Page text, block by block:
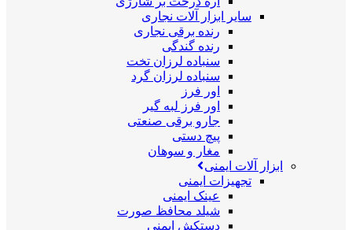
سایر ابزار آلات نجاری
رنده برقی نجاری
رنده گندگی
سنباده لرزان تخت
سنباده لرزان گرد
اور فرز
اور فرز لبه گیر
جارو برقی صنعتی
پیچ دستی
مغار و سوهان
ابزار آلات ایمنی
تجهیزات ایمنی
عینک ایمنی
شیلد محافظ صورت
دستکش ایمنی